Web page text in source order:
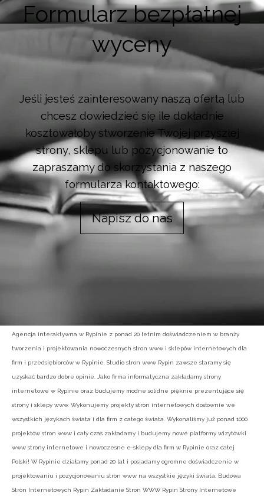
Formularz bezpłatnej
wyceny
Jeśli jesteś zainteresowany naszą ofertą lub
chcesz dowiedzieć się ile dokładnie
kosztowałoby stworzenie Twojej przyszłej
strony, sklepu lub pozycjonowanie to
zapraszamy do skorzystania z naszego
formularza kontaktowego:
Napisz do nas
Agencja interaktywna w Rypinie z ponad 20 letnim doświadczeniem w branży
tworzenia i projektowania nowoczesnych stron www i sklepów internetowych dla
firm i przedsiębiorców w Rypinie. Studio stron www Rypin zawsze staramy się
uzyskać bardzo dobre opinie. Jako firma informatyczna zakładamy strony
internetowe w Rypinie oraz budujemy modne solidne pięknie prezentujące się
strony i sklepy www. Wykonujemy projekty stron internetowych dosłownie we
wszystkich językach świata i dla firm z całego świata. Wykonaliśmy już ponad 1000
projektów stron www i cały czas zakładamy i budujemy nowe platformy wizytówki
www strony internetowe i nowoczesne e-sklepy dla firm w Rypinie oraz całej
Polski! W Rypinie działamy ponad 20 lat i posiadamy ogromne doświadczenie w
projektowaniu i pozycjonowaniu stron www na wszystkie języki świata. Budowa
Stron Internetowych Rypin Zakładanie Stron WWW Rypin Strony Internetowe